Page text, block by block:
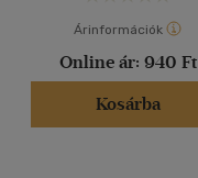
Árinformációk
Online ár: 940 Ft
Kosárba